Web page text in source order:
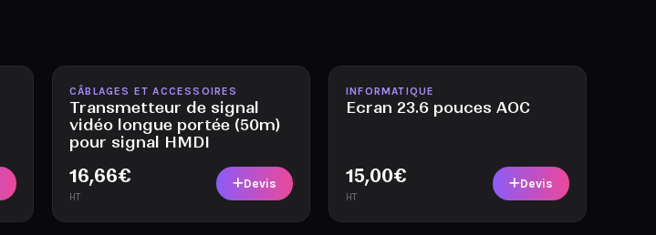
Disponible
CÂBLAGES ET ACCESSOIRES
Transmetteur de signal
vidéo longue portée (50m)
pour signal HMDI
16,66€
HT
Devis
Disponible
INFORMATIQUE
Ecran 23.6 pouces AOC
15,00€
HT
Devis